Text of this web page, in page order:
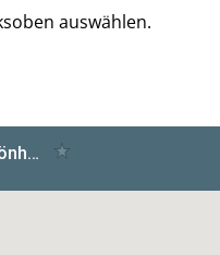
auswählen.